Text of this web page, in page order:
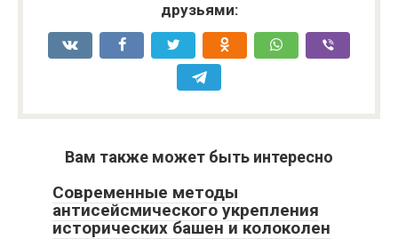
друзьями:
Вам также может быть интересно
Современные методы
антисейсмического укрепления
исторических башен и колоколен